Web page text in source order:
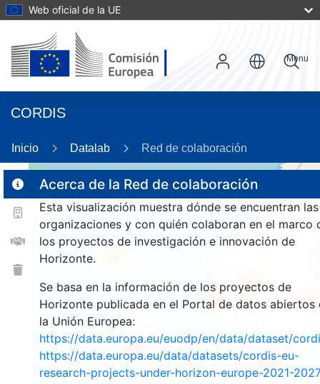
Web oficial de la UE
CORDIS
Menu
Inicio Datalab Red de colaboración
Acerca de la Red de colaboración
Esta visualización muestra dónde se encuentran las
organizaciones y con quién colaboran en el marco
los proyectos de investigación e innovación de
Horizonte.
Se basa en la información de los proyectos de
Horizonte publicada en el Portal de datos abiertos
la Unión Europea:
https://data.europa.eu/euodp/en/data/dataset/
https://data.europa.eu/data/datasets/cordis-eu-
research-projects-under-horizon-europe-2021-2027
153
265
806
959
2619